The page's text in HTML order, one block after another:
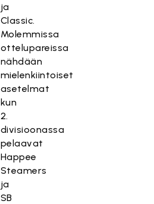
ja
Classic.
Molemmissa
ottelupareissa
nähdään
mielenkiintoiset
asetelmat
kun
2.
divisioonassa
pelaavat
Happee
Steamers
ja
SB